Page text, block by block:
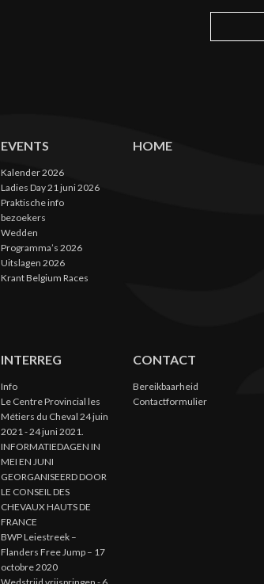
EVENTS
Kalender 2026
Ladies Day 21 juni 2026
Praktische info
bezoekers
Wedden
Programma’s 2026
Uitslagen 2026
Krant Belgium Races
HOME
INTERREG
Info
Le Centre Provincial les
Métiers du Cheval 24 juin
2021 - 24 juni 2021.
INFORMATIEDAGEN IN
MEI EN JUNI
GEORGANISEERD DOOR
LE CONSEIL DES
CHEVAUX HAUTS DE
FRANCE
BWP Leiestreek –
Flanders Free Jump – 17
octobre 2020
CONTACT
Bereikbaarheid
Contactformulier